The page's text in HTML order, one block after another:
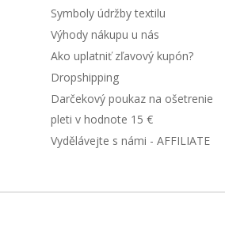
Symboly údržby textilu
Výhody nákupu u nás
Ako uplatniť zľavový kupón?
Dropshipping
Darčekový poukaz na ošetrenie
pleti v hodnote 15 €
Vydělávejte s námi - AFFILIATE